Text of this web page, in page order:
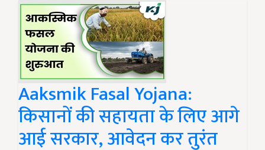
Aaksmik Fasal Yojana:
किसानों की सहायता के लिए आगे
आई सरकार, आवेदन कर तुरंत